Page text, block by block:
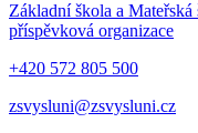
Základní škola a
příspěvková organizace
+420 572 805 500
zsvysluni@zsvysluni.cz